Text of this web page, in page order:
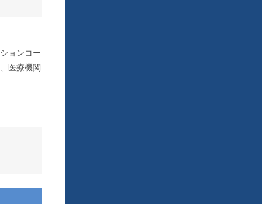
ョンコー
医療機関